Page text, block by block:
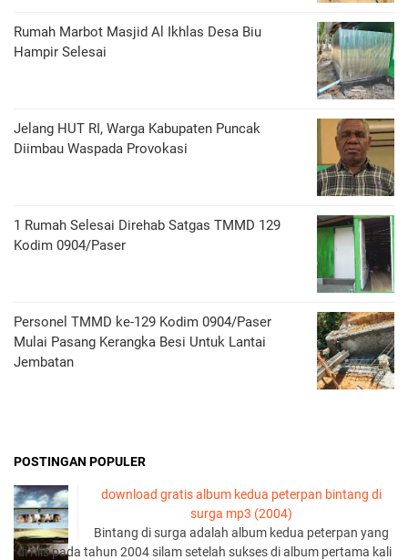
Rumah Marbot Masjid Al Ikhlas Desa Biu
Hampir Selesai
Jelang HUT RI, Warga Kabupaten Puncak
Diimbau Waspada Provokasi
1 Rumah Selesai Direhab Satgas TMMD 129
Kodim 0904/Paser
Personel TMMD ke-129 Kodim 0904/Paser
Mulai Pasang Kerangka Besi Untuk Lantai
Jembatan
POSTINGAN POPULER
download gratis album kedua peterpan bintang di
surga mp3 (2004)
Bintang di surga adalah album kedua peterpan yang
di rilis pada tahun 2004 silam setelah sukses di album pertama kali